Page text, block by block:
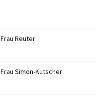
Frau Reuter
Frau Simon-Kutscher